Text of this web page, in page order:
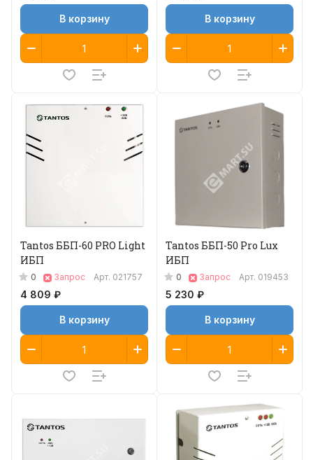
В корзину В корзину
Tantos ББП-60 PRO Light
ИБП
0 Запрос Арт. 021757
4 809 ₽
В корзину
Tantos ББП-50 Pro Lux
ИБП
0 Запрос Арт. 019453
5 230 ₽
В корзину